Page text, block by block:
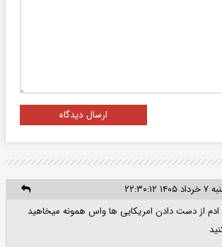
ارسال دیدگاه
از دست دادن امریکایی ها واس همونه میخاهید